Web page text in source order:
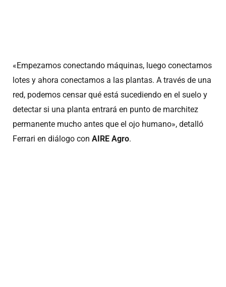
«Empezamos conectando máquinas, luego conectamos
lotes y ahora conectamos a las plantas. A través de una
red, podemos censar qué está sucediendo en el suelo y
detectar si una planta entrará en punto de marchitez
permanente mucho antes que el ojo humano», detalló
Ferrari en diálogo con AIRE Agro.